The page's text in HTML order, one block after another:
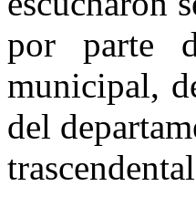
por parte
municipal,
del